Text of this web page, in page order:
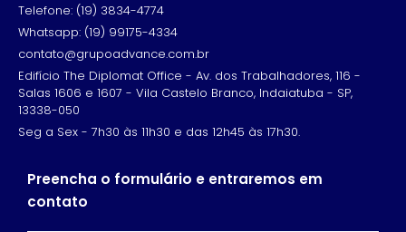
Telefone: (19) 3834-4774
Whatsapp: (19) 99175-4334
contato@grupoadvance.com.br
Edifício The Diplomat Office - Av. dos Trabalhadores, 116 -
Salas 1606 e 1607 - Vila Castelo Branco, Indaiatuba - SP,
13338-050
Seg a Sex - 7h30 às 11h30 e das 12h45 às 17h30.
Preencha o formulário e entraremos em
contato